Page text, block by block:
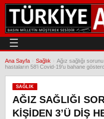
☰
Ana Sayfa Sağlık
Ağız sağlığı
hastaların 58’i Covid-19’u bahane
SAĞLIK
AĞIZ SAĞLIĞI
KIŞIDEN 3’Ü DIŞ